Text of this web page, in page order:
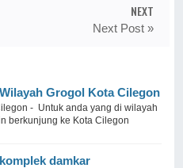
NEXT
Next Post »
Grogol Kota Cilegon
- Untuk anda yang di wilayah
berkunjung ke Kota Cilegon
damkar